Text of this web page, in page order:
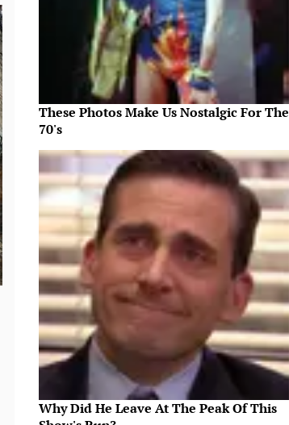
These Photos Make Us Nostalgic For The
70's
Why Did He Leave At The Peak Of This